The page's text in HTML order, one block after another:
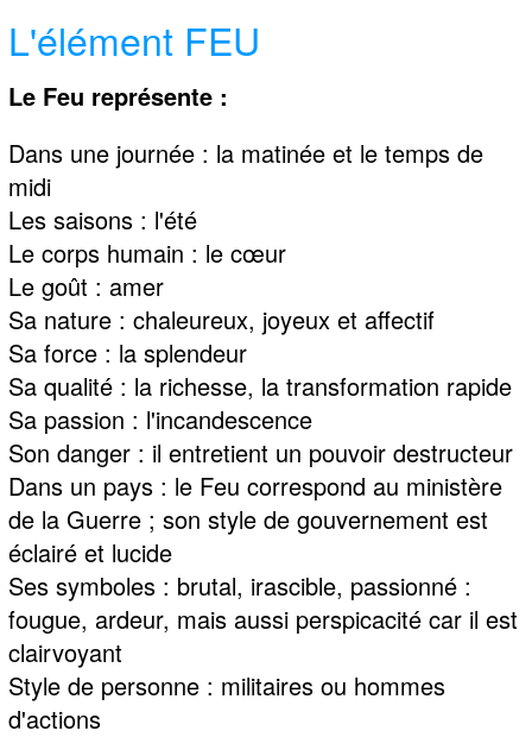
L'élément FEU
Le Feu représente :
Dans une journée : la matinée et le temps de
midi
Les saisons : l'été
Le corps humain : le cœur
Le goût : amer
Sa nature : chaleureux, joyeux et affectif
Sa force : la splendeur
Sa qualité : la richesse, la transformation rapide
Sa passion : l'incandescence
Son danger : il entretient un pouvoir destructeur
Dans un pays : le Feu correspond au ministère
de la Guerre ; son style de gouvernement est
éclairé et lucide
Ses symboles : brutal, irascible, passionné :
fougue, ardeur, mais aussi perspicacité car il est
clairvoyant
Style de personne : militaires ou hommes
d'actions